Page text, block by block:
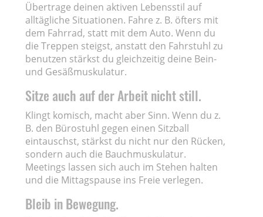
Übertrage deinen aktiven Lebensstil auf
alltägliche Situationen. Fahre z. B. öfters mit
dem Fahrrad, statt mit dem Auto. Wenn du
die Treppen steigst, anstatt den Fahrstuhl zu
benutzen stärkst du gleichzeitig deine Bein-
und Gesäßmuskulatur.
Sitze auch auf der Arbeit nicht still.
Klingt komisch, macht aber Sinn. Wenn du z.
B. den Bürostuhl gegen einen Sitzball
eintauschst, stärkst du nicht nur den Rücken,
sondern auch die Bauchmuskulatur.
Meetings lassen sich auch im Stehen halten
und die Mittagspause ins Freie verlegen.
Bleib in Bewegung.